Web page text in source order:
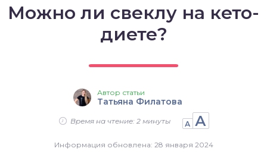
Можно ли свеклу на кето-
диете?
Автор статьи
Татьяна Филатова
Время на чтение: 2 минуты А А
Информация обновлена: 28 января 2024
выпечка